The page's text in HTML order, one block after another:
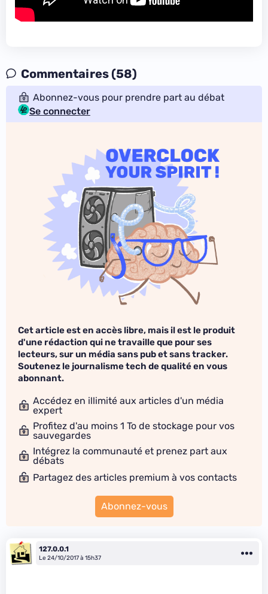
Commentaires (58)
Abonnez-vous pour prendre part au débat
Se connecter
Cet article est en accès libre, mais il est le produit
d'une rédaction qui ne travaille que pour ses
lecteurs, sur un média sans pub et sans tracker.
Soutenez le journalisme tech de qualité en vous
abonnant.
Accédez en illimité aux articles d'un média
expert
Profitez d'au moins 1 To de stockage pour vos
sauvegardes
Intégrez la communauté et prenez part aux
débats
Partagez des articles premium à vos contacts
Abonnez-vous
127.0.0.1
Le 24/10/2017 à 15h37